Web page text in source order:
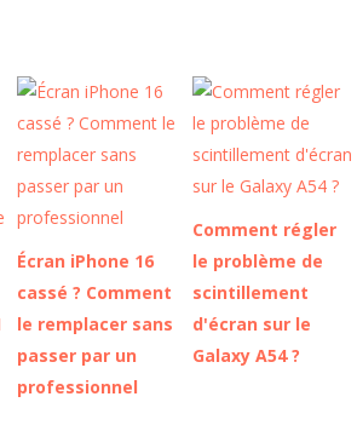
Écran iPhone 16
cassé ? Comment
le remplacer sans
passer par un
professionnel
Comment régler
le problème de
scintillement
d'écran sur le
Galaxy A54 ?